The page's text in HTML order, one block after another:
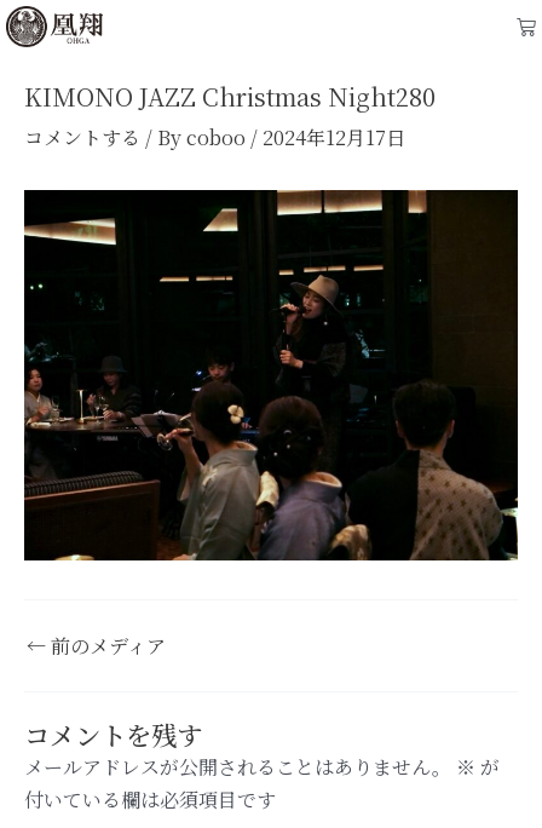
内
容
KIMONO JAZZ Christmas Night280
コメントする / Bycoboo / 2024年12月17日
Post
navigation
←前のメディア
コメントを残す
メールアドレスが公開されることはありません。 ※ が
付いている欄は必須項目です